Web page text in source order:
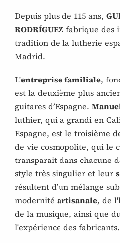
Depuis plus de 115 ans,
RODRÍGUEZ fabrique des
tradition de la lutherie
Madrid.
L'entreprise familiale,
est la deuxième plus
guitares d’Espagne.
luthier, qui a grandi en
Espagne, est le troisième
de vie cosmopolite, qui le
transparait dans chacune
style très singulier et leur
résultent d’un mélange
modernité artisanale, de
de la musique, ainsi que
l'expérience des fabricants.